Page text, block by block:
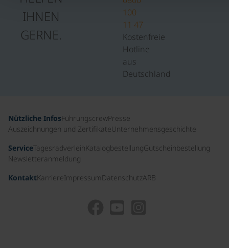
IHNEN
GERNE.
100
11 47
Kostenfreie
Hotline
aus
Deutschland
Nützliche InfosFührungscrewPresse
Auszeichnungen und ZertifikateUnternehmensgeschichte
ServiceTagesradverleihKatalogbestellungGutscheinbestellung
Newsletteranmeldung
KontaktKarriereImpressum DatenschutzARB